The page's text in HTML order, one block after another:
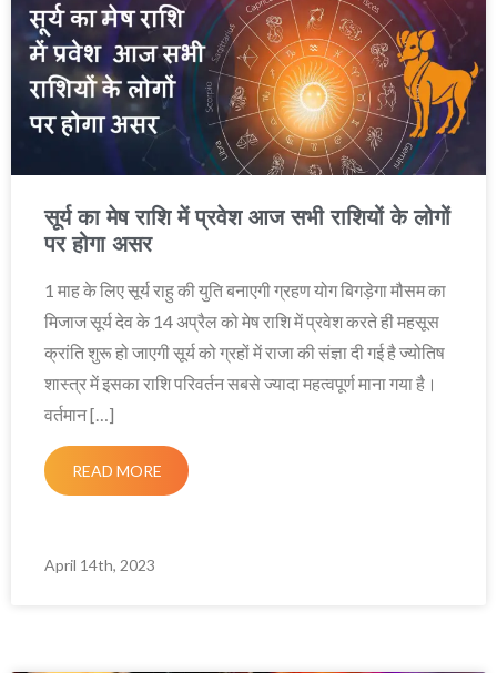
सूर्य का मेष राशि में प्रवेश आज सभी राशियों के लोगों
पर होगा असर
1 माह के लिए सूर्य राहु की युति बनाएगी ग्रहण योग बिगड़ेगा मौसम का
मिजाज सूर्य देव के 14 अप्रैल को मेष राशि में प्रवेश करते ही महसूस
क्रांति शुरू हो जाएगी सूर्य को ग्रहों में राजा की संज्ञा दी गई है ज्योतिष
शास्त्र में इसका राशि परिवर्तन सबसे ज्यादा महत्वपूर्ण माना गया है।
वर्तमान […]
READ MORE
April 14th, 2023